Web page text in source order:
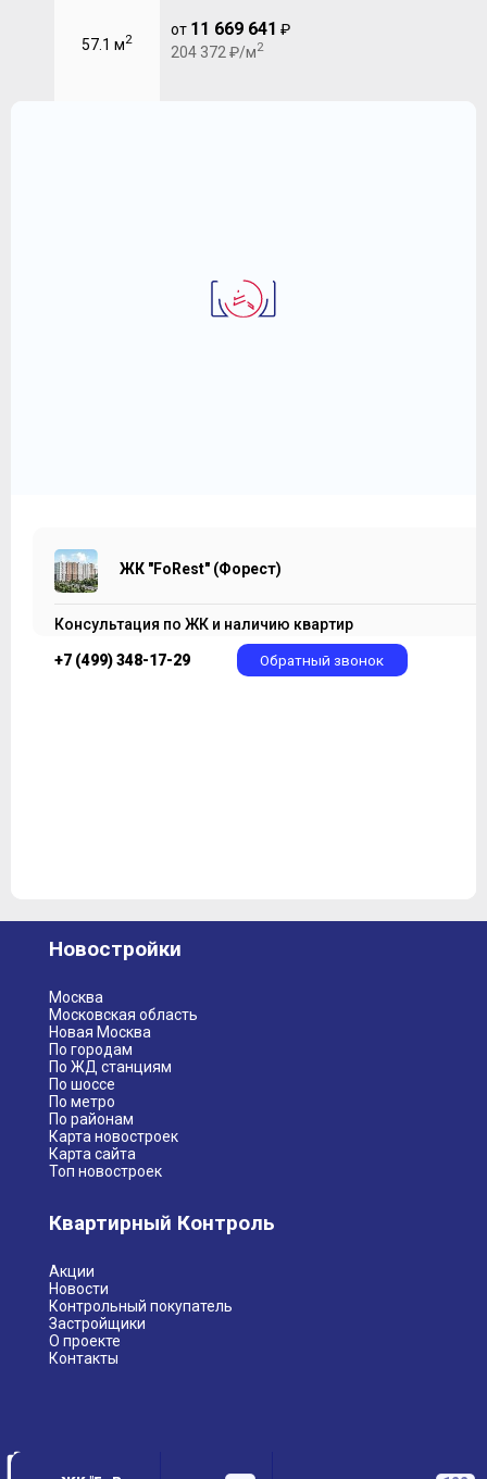
57.1 м2
от 11 669 641 ₽
204 372 ₽/м2
ЖК "FoRest" (Форест)
Консультация по ЖК и наличию квартир
+7 (499) 348-17-29 Обратный звонок
Новостройки
Москва
Московская область
Новая Москва
По городам
По ЖД станциям
По шоссе
По метро
По районам
Карта новостроек
Карта сайта
Топ новостроек
Квартирный Контроль
Акции
Новости
Контрольный покупатель
Застройщики
О проекте
Контакты